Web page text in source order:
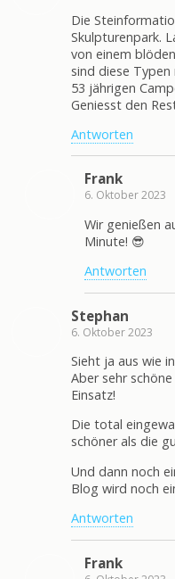
Die
Skulpturenpark.
von einem
sind diese Typen
53 jährigen
Geniesst den
Antworten
Frank
6. Oktober 2023
Wir genießen
Minute! 😎
Antworten
Stephan
6. Oktober 2023
Sieht ja aus wie
Aber sehr
Einsatz!
Die total
schöner als die
Und dann noch
Blog wird noch
Antworten
Frank